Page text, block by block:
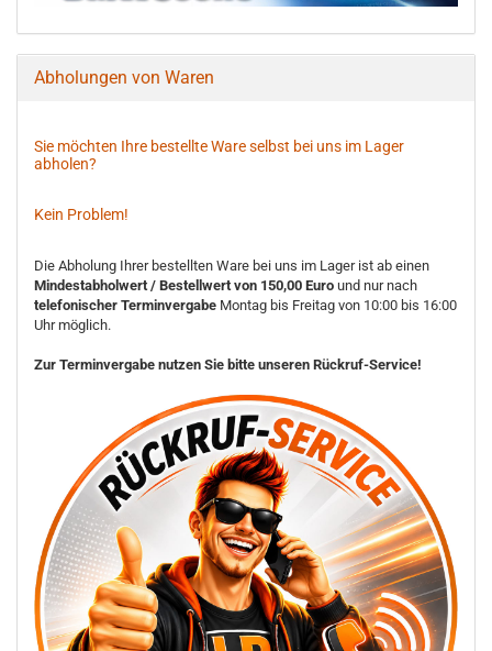
Abholungen von Waren
Sie möchten Ihre bestellte Ware selbst bei uns im Lager
abholen?
Kein Problem!
Die Abholung Ihrer bestellten Ware bei uns im Lager ist ab einen
Mindestabholwert / Bestellwert von 150,00 Euro und nur nach
telefonischer Terminvergabe Montag bis Freitag von 10:00 bis 16:00
Uhr möglich.
Zur Terminvergabe nutzen Sie bitte unseren Rückruf-Service!